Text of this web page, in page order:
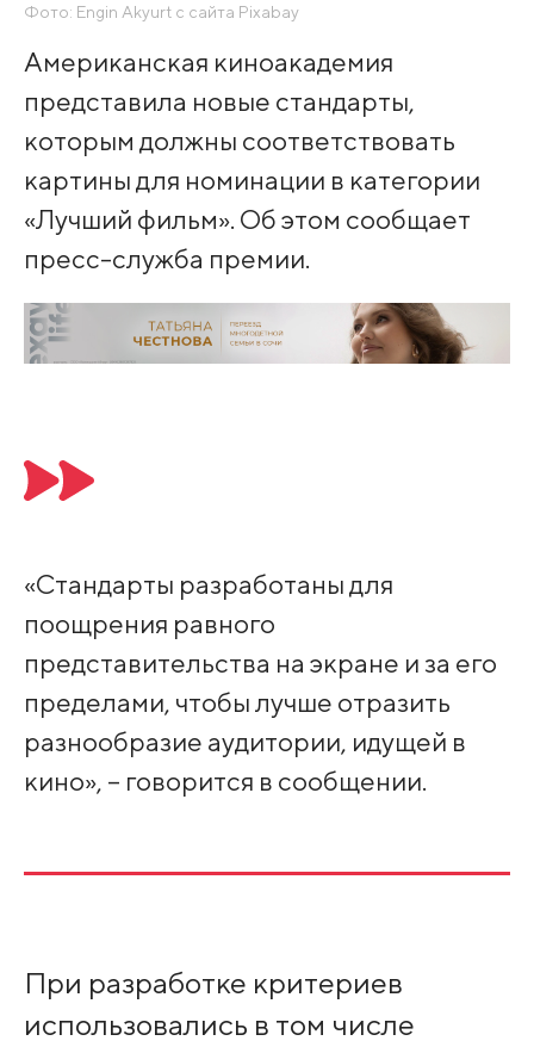
Фото: Engin Akyurt с сайта Pixabay
Американская киноакадемия
представила новые стандарты,
которым должны соответствовать
картины для номинации в категории
«Лучший фильм». Об этом сообщает
пресс-служба премии.
«Стандарты разработаны для
поощрения равного
представительства на экране и за его
пределами, чтобы лучше отразить
разнообразие аудитории, идущей в
кино», – говорится в сообщении.
При разработке критериев
использовались в том числе